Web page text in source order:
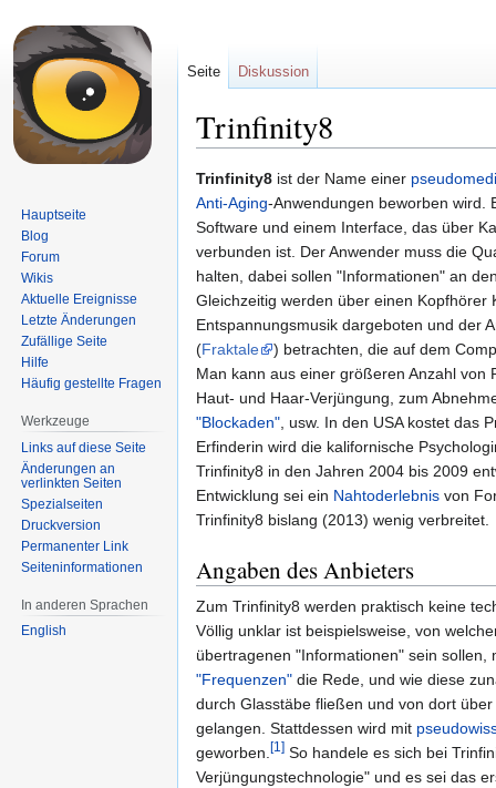
Trinfinity8
Zur
Navigation
springen
Zur
Suche
springen
Trinfinity8 ist der Name einer
Anti-Aging-Anwendungen beworben wird.
Software und einem Interface, das über
verbunden ist. Der Anwender muss die
halten, dabei sollen "Informationen" an
Gleichzeitig werden über einen Kopfhörer
Entspannungsmusik dargeboten und der
(Fraktale
) betrachten, die auf dem
Man kann aus einer größeren Anzahl von
Haut- und Haar-Verjüngung, zum
"Blockaden", usw. In den USA kostet das
Erfinderin wird die kalifornische
Trinfinity8 in den Jahren 2004 bis 2009
Entwicklung sei ein Nahtoderlebnis von
Trinfinity8 bislang (2013) wenig verbreitet.
Angaben des Anbieters
Zum Trinfinity8 werden praktisch keine
Völlig unklar ist beispielsweise, von
übertragenen "Informationen" sein sollen,
"Frequenzen" die Rede, und wie diese
durch Glasstäbe fließen und von dort
gelangen. Stattdessen wird mit
geworben.[1] So handele es sich bei
Verjüngungstechnologie" und es sei das
Seite Diskussion
Hauptseite
Blog
Forum
Wikis
Aktuelle Ereignisse
Letzte Änderungen
Zufällige Seite
Hilfe
Häufig gestellte Fragen
Werkzeuge
Links auf diese Seite
Änderungen an
verlinkten Seiten
Spezialseiten
Druckversion
Permanenter Link
Seiten­informationen
In anderen Sprachen
English